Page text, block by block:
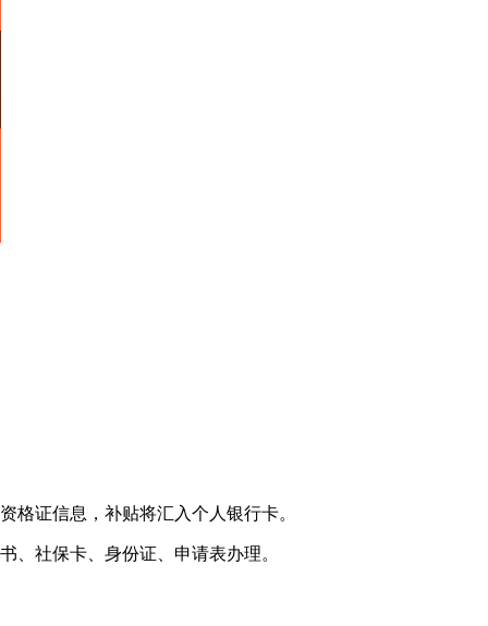
格证信息，补贴将汇入个人银行卡。
、社保卡、身份证、申请表办理。